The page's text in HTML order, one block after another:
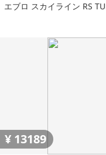
エブロ スカイライン RS
¥ 13189